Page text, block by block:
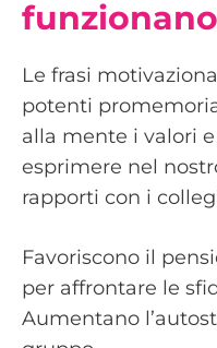
Le frasi
potenti
alla mente i valori
esprimere nel
rapporti con i
Favoriscono il
per affrontare le
Aumentano